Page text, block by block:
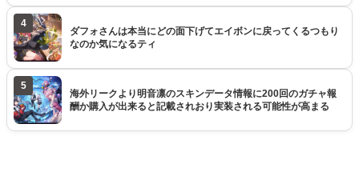
4
ダフォさんは本当にどの面下げてエイボンに戻ってくるつもり
なのか気になるティ
5
海外リークより明音凛のスキンデータ情報に200回のガチャ報
酬か購入が出来ると記載されおり実装される可能性が高まる